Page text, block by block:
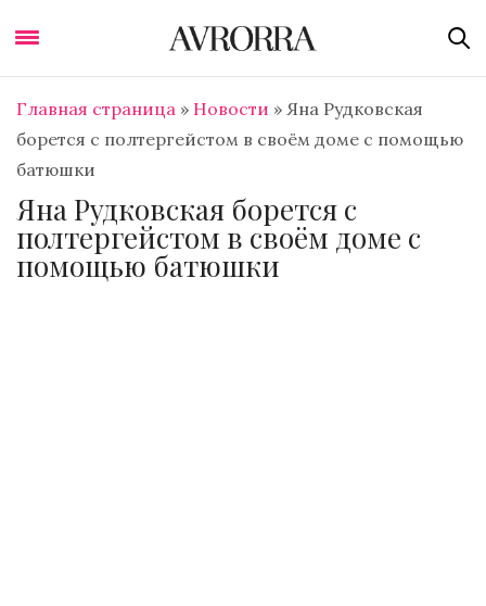
Главная страница » Новости » Яна Рудковская
борется с полтергейстом в своём доме с помощью
батюшки
Яна Рудковская борется с
полтергейстом в своём доме с
помощью батюшки